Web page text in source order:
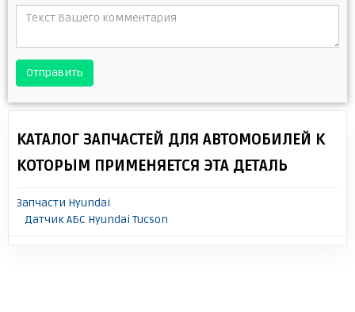
Отправить
КАТАЛОГ ЗАПЧАСТЕЙ ДЛЯ АВТОМОБИЛЕЙ К
КОТОРЫМ ПРИМЕНЯЕТСЯ ЭТА ДЕТАЛЬ
Запчасти Hyundai
Датчик АБС Hyundai Tucson